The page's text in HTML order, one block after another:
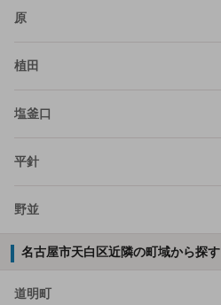
原
植田
塩釜口
平針
野並
名古屋市天白区近隣の町域から探す
道明町